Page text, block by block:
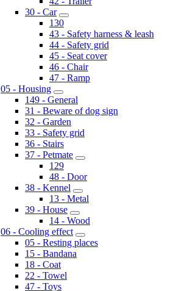
30 - Car
130
43 - Safety harness & leash
44 - Safety grid
45 - Seat cover
46 - Chair
47 - Ramp
05 - Housing
149 - General
31 - Beware of dog sign
32 - Garden
33 - Safety grid
36 - Stairs
37 - Petmate
129
48 - Door
38 - Kennel
13 - Metal
39 - House
14 - Wood
06 - Cooling effect
05 - Resting places
15 - Bandana
18 - Coat
22 - Towel
47 - Toys